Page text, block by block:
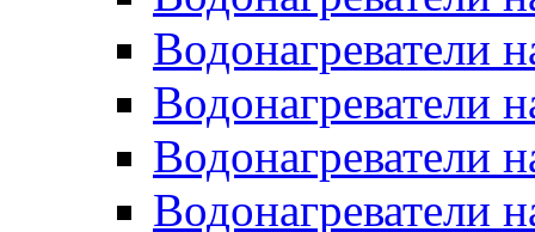
Водонагреватели
Водонагреватели
Водонагреватели
Водонагреватели